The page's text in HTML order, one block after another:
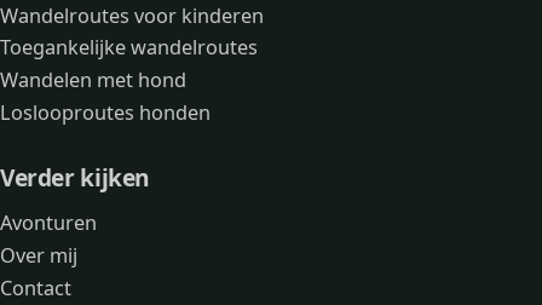
Wandelroutes voor kinderen
Toegankelijke wandelroutes
Wandelen met hond
Loslooproutes honden
Verder kijken
Avonturen
Over mij
Contact